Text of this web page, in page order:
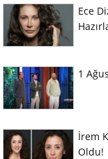
Ece
1
İrem
Oldu!